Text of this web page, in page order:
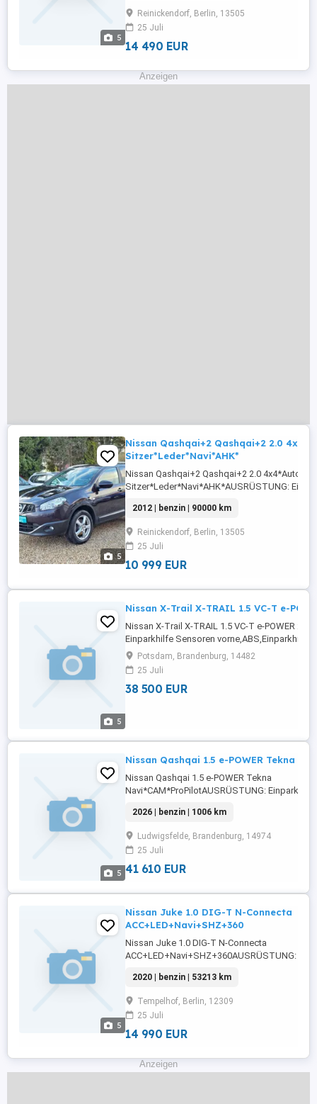
5
Fensterheber,LED-
...
Reinickendorf, Berlin, 13505
25 Juli
14 490 EUR
Anzeigen
5
Nissan Qashqai+2 Qashqai+2 2.0
Sitzer*Leder*Navi*AHK*
Nissan Qashqai+2 Qashqai+2 2.0
Sitzer*Leder*Navi*AHK*AUSRÜSTUNG:
...
2012 | benzin | 90000 km
Reinickendorf, Berlin, 13505
25 Juli
10 999 EUR
5
Nissan X-Trail X-TRAIL 1.5 VC-T e-
Nissan X-Trail X-TRAIL 1.5 VC-T e-POWER 204
Einparkhilfe Sensoren vorne,ABS,Einparkhilfe
hinten,Fahrerairbag,Einparkhilfe
Frontscheibe,Beheizbares
Radio,Radio,LED-
Potsdam, Brandenburg, 14482
25 Juli
38 500 EUR
5
Nissan Qashqai 1.5 e-POWER Tekna
Nissan Qashqai 1.5 e-POWER Tekna
Navi*CAM*ProPilotAUSRÜSTUNG:
selbstlenkendes
Frontscheibe,Beheizbares
Scheinwerfer,Servolenkung,LED-
2026 | benzin | 1006 km
Ludwigsfelde, Brandenburg, 14974
25 Juli
41 610 EUR
5
Nissan Juke 1.0 DIG-T N-Connecta
ACC+LED+Navi+SHZ+360
Nissan Juke 1.0 DIG-T N-Connecta
ACC+LED+Navi+SHZ+360AUSRÜSTUNG:
Frontscheibe,Berganfahrassistent,Radio,DAB-
Radio,Servolenkung,LED-
2020 | benzin | 53213 km
Tempelhof, Berlin, 12309
25 Juli
14 990 EUR
Anzeigen